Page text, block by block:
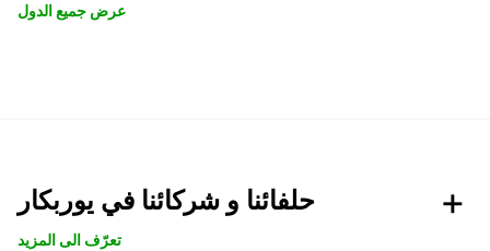
عرض جميع الدول
حلفائنا و شركائنا في يوربكار
تعرّف الى المزيد